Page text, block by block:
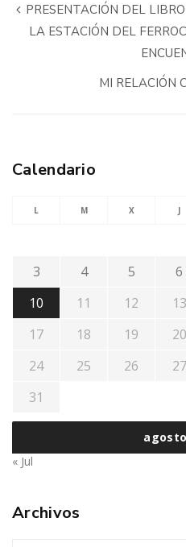
PRESENTACIÓN DEL
LA ESTACIÓN DEL
MI RELACIÓN
Calendario
L M X J
3
4 5 6
10
11 12 13
17
18 19 20
24
25 26 27
31
« Jul
Archivos